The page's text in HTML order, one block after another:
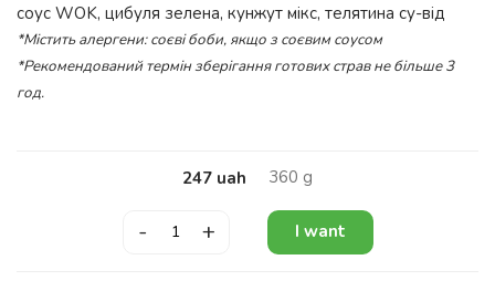
соус WOK, цибуля зелена, кунжут мікс, телятина су-від
*Містить алергени:соєві боби, якщо з соєвим соусом
*Рекомендований термін зберігання готових страв не більше 3
год.
247 uah 360 g
- + I want